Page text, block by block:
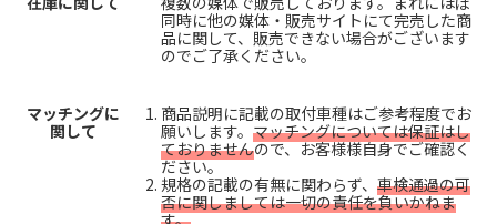
同時に他の媒体・販売サイトにて完売した商
品に関して、販売できない場合がございます
のでご了承ください。
マッチングに
関して
商品説明に記載の取付車種はご参考程度でお
願いします。 マッチングについては保証はし
ておりませんので、お客様様自身でご確認く
ださい。
規格の記載の有無に関わらず、 車検通過の可
否に関しましては一切の責任を負いかねま
す。